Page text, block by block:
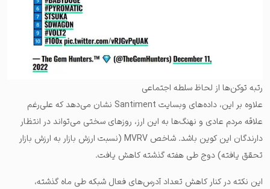
رتبه توکن‌ها از لحاظ سلطه اجتماعی
علاوه بر این، داده‌های وبسایت Santiment نشان می‌دهد که علی‌رغم
علاقه مردم عادی و نهنگ‌ها به این ارز، روز‌های سختی می‌تواند در انتظار
دارندگان این کوین باشد. شاخص MVRV (نسبت ارزش بازار به ارزش بازار
تحقق یافته) دوج طی هفته گذشته کاهش یافت.
این نکته در کنار کاهش تعداد آدرس‌های فعال شبکه طی ماه گذشته،